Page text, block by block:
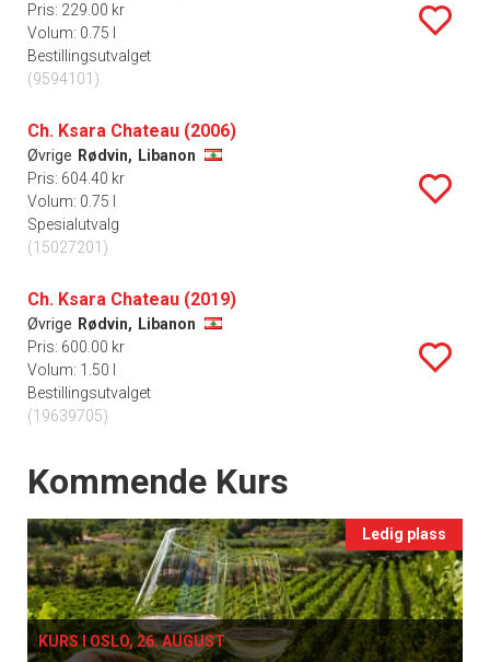
Pris: 229.00 kr
Volum: 0.75 l
Bestillingsutvalget
(9594101)
Ch. Ksara Chateau (2006)
Øvrige Rødvin, Libanon
Pris: 604.40 kr
Volum: 0.75 l
Spesialutvalg
(15027201)
Ch. Ksara Chateau (2019)
Øvrige Rødvin, Libanon
Pris: 600.00 kr
Volum: 1.50 l
Bestillingsutvalget
(19639705)
Events
Kommende Kurs
Ledig plass
KURS I OSLO, 26. AUGUST